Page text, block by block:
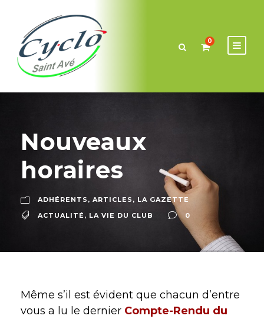
0
Nouveaux
horaires
ADHÉRENTS , ARTICLES , LA GAZETTE
ACTUALITÉ , LA VIE DU CLUB 0
Même s’il est évident que chacun d’entre
vous a lu le dernier Compte-Rendu du